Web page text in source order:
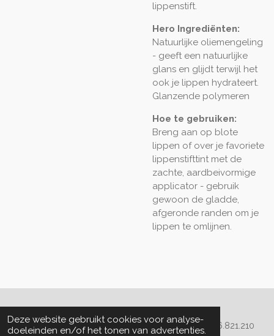
Deze website gebruikt cookies voor analyse-
doeleinden en/of het tonen van advertenties.
lippenstift.
Hero Ingrediënten:
Natuurlijke oliemengeling
- geeft een natuurlijke
glans en glijdt terwijl het
ook je lippen hydrateert.
Glanzende polymeren
Hoe te gebruiken:
Breng aan op blote
lippen of over je favoriete
lippenstifttint met de
zachte, aardbeivormige
applicator - gebruik
gewoon de gladde,
afgeronde randen om je
lippen te omlijnen.
© 2020 - 2022 La Perla Skin & Beauty - BTW: BE
0466.821.210